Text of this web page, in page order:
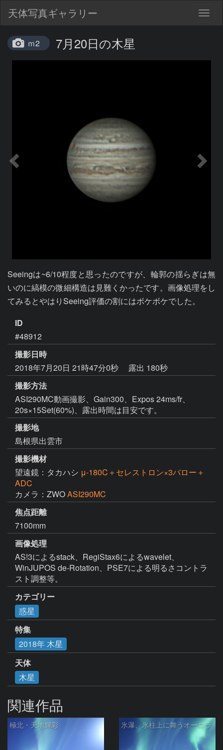
天体写真ギャラリー
ｍ2 7月20日の木星
Seeingは~6/10程度と思ったのですが、輪郭の揺らぎは無
いのに縞模の微細構造は見難くかったです。画像処理をし
てみるとやはりSeeing評価の割にはボケボケでした。
ID
#48912
撮影日時
2018年7月20日 21時47分0秒
露出 180秒
撮影方法
ASI290MC動画撮影、Gain300、Expos 24ms/fr、
20s×15Set(60%)、露出時間は目安です。
撮影地
島根県出雲市
撮影機材
望遠鏡：タカハシ μ-180C＋セレストロン×3バロー＋
ADC
カメラ：ZWOASI290MC
焦点距離
7100mm
画像処理
AS!3によるstack、RegiStax6によるwavelet、
WinJUPOS de-Rotation、PSE7による明るさコントラ
スト調整等。
カテゴリー
惑星
特集
2018年 木星
天体
木星
関連作品
極北・天地輝彩 氷瀑、氷柱上に舞うオーロラ